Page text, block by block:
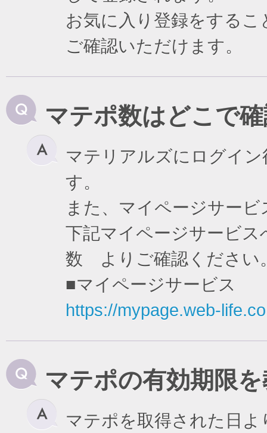
お気に入り登録をする
ご確認いただけます。
マテポ数はどこで
マテリアルズにログイ
す。
また、マイページサー
下記マイページサービ
数 よりご確認ください
■マイページサービス
https://mypage.web-
マテポの有効期限
マテポを取得された日